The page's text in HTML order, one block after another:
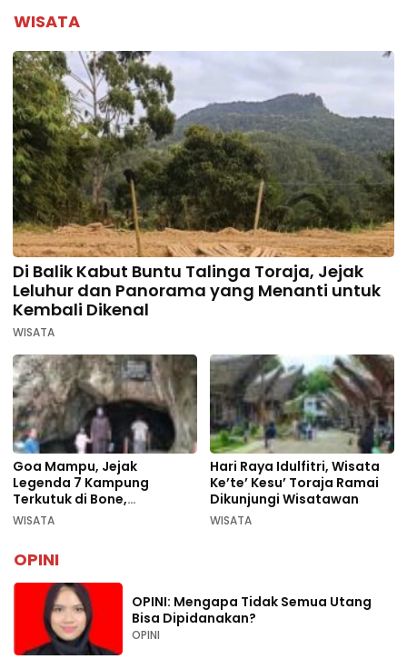
WISATA
Di Balik Kabut Buntu Talinga Toraja, Jejak
Leluhur dan Panorama yang Menanti untuk
Kembali Dikenal
WISATA
Goa Mampu, Jejak
Legenda 7 Kampung
Terkutuk di Bone,
Rekomendasi Liburan
WISATA
Hari Raya Idulfitri, Wisata
Ke’te’ Kesu’ Toraja Ramai
Dikunjungi Wisatawan
WISATA
OPINI
OPINI: Mengapa Tidak Semua Utang
Bisa Dipidanakan?
OPINI